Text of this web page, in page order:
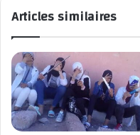
Articles similaires